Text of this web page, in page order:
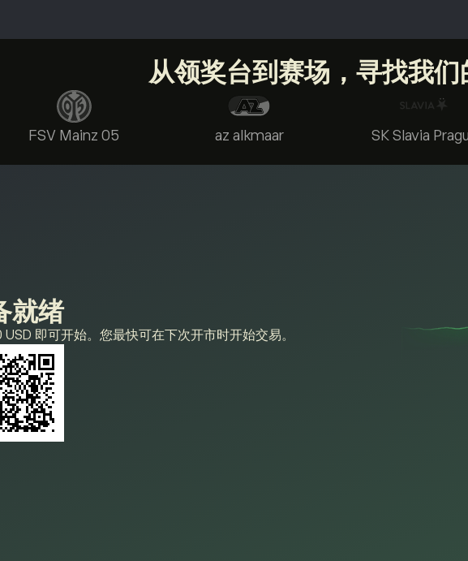
从领奖台到赛场，寻找我们
FSV Mainz 05 az alkmaar SK Slavia
就绪
即可开始。您最快可在下次开市时开始交易。